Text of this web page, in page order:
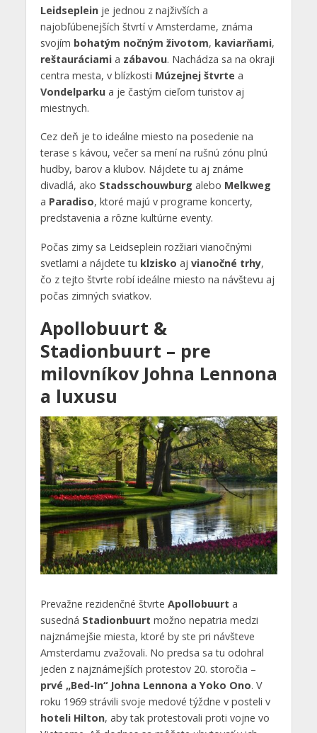
Leidsepleinje jednou z najživších a
najobľúbenejších štvrtí v Amsterdame, známa
svojím bohatým nočným životom, kaviarňami,
reštauráciamia zábavou. Nachádza sa na okraji
centra mesta, v blízkosti Múzejnej štvrte a
Vondelparkua je častým cieľom turistov aj
miestnych.
Cez deň je to ideálne miesto na posedenie na
terase s kávou, večer sa mení na rušnú zónu plnú
hudby, barov a klubov. Nájdete tu aj známe
divadlá, ako Stadsschouwburg alebo Melkweg
a Paradiso, ktoré majú v programe koncerty,
predstavenia a rôzne kultúrne eventy.
Počas zimy sa Leidseplein rozžiari vianočnými
svetlami a nájdete tu klzisko aj vianočné trhy,
čo z tejto štvrte robí ideálne miesto na návštevu aj
počas zimných sviatkov.
Apollobuurt &
Stadionbuurt – pre
milovníkov Johna Lennona
a luxusu
Prevažne rezidenčné štvrte Apollobuurt a
susedná Stadionbuurt možno nepatria medzi
najznámejšie miesta, ktoré by ste pri návšteve
Amsterdamu zvažovali. No predsa sa tu odohral
jeden z najznámejších protestov 20. storočia –
prvé „Bed-In“ Johna Lennona a Yoko Ono. V
roku 1969 strávili svoje medové týždne v posteli v
hoteli Hilton, aby tak protestovali proti vojne vo